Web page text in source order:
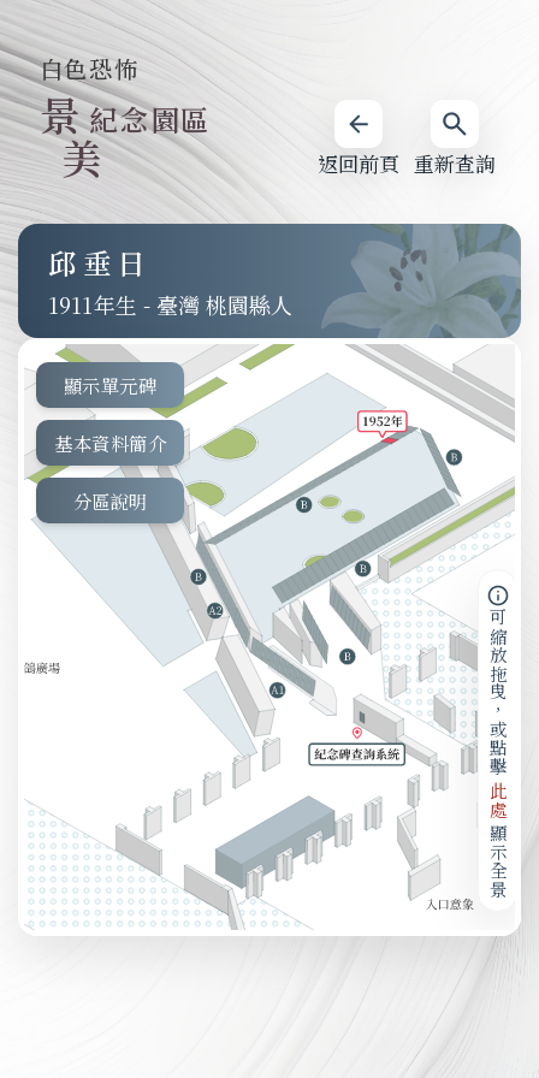
重新查詢
返回前頁
白色恐怖
景
美
紀念園區
邱垂日
1911 - 臺灣 桃園縣人
顯示單元碑
基本資料簡介
分區說明
可縮放拖曳，或點擊
此處
顯示全景